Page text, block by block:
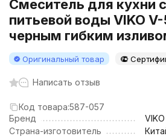
Смеситель для кухни
питьевой воды VIKO
черным гибким
Оригинальный товар
Написать отзыв
Код товара:587-057
Бренд
VIKO
Страна-изготовитель